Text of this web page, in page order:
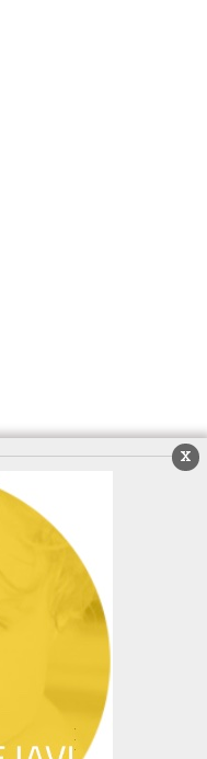
DE LOS LECTORES
DE USO
X
y de terceros para
Puedes consultar la